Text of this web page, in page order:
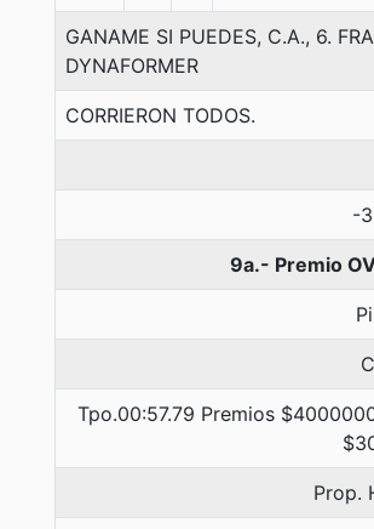
GANAME SI PUEDES, C.A., 6.
DYNAFORMER
CORRIERON TODOS.
-
9a.- Premio
Tpo.00:57.79 Premios
Prop.